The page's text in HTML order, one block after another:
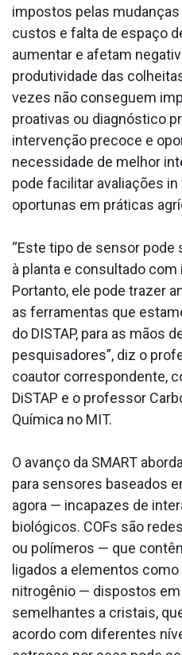
impostos pelas
custos e falta de espaço
aumentar e afetam
produtividade das
vezes não conseguem
proativas ou diagnóstico
intervenção precoce e
necessidade de melhor
pode facilitar avaliações
oportunas em práticas
“Este tipo de sensor
à planta e consultado
Portanto, ele pode trazer
as ferramentas que
do DISTAP, para as mãos
pesquisadores”, diz o
coautor correspondente,
DiSTAP e o professor
Química no MIT.
O avanço da SMART
para sensores baseados
agora — incapazes de
biológicos. COFs são
ou polímeros — que
ligados a elementos
nitrogênio — dispostos
semelhantes a cristais,
acordo com diferentes